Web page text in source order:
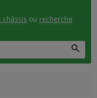
châssis ou recherche